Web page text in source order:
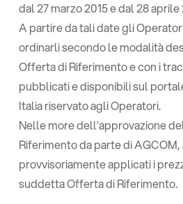
dal 27 marzo 2015 e dal 28 aprile
A partire da tali date gli
ordinarli secondo le modalità
Offerta di Riferimento e con i
pubblicati e disponibili sul
Italia riservato agli Operatori.
Nelle more dell’approvazione
Riferimento da parte di
provvisoriamente applicati i
suddetta Offerta di Riferimento.